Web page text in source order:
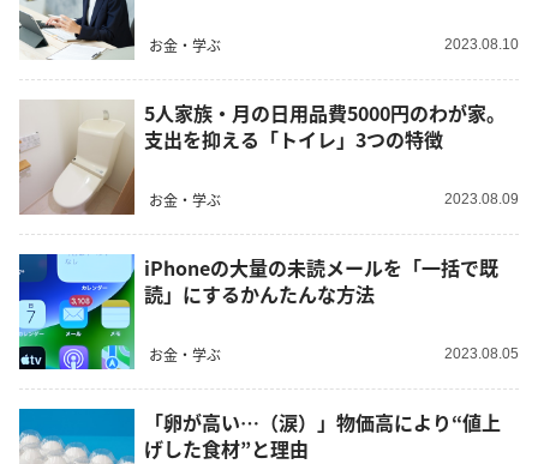
お金・学ぶ 2023.08.10
5人家族・月の日用品費5000円のわが家。
支出を抑える「トイレ」3つの特徴
お金・学ぶ 2023.08.09
iPhoneの大量の未読メールを「一括で既
読」にするかんたんな方法
お金・学ぶ 2023.08.05
「卵が高い…（涙）」物価高により“値上
げした食材”と理由